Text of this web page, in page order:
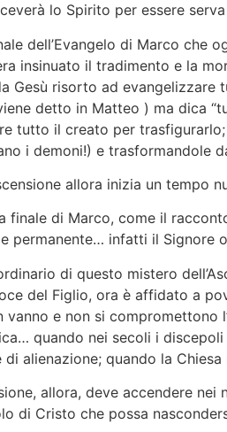
lo Spirito per essere
dell’Evangelo di Marco che
insinuato il tradimento e la
Gesù risorto ad evangelizzare
detto in Matteo ) ma dica
tutto il creato per
i demoni!) e trasformandole
allora inizia un tempo
finale di Marco, come il
permanente… infatti il Signore
di questo mistero
del Figlio, ora è affidato a
vanno e non si compromettono
quando nei secoli i
di alienazione; quando la
allora, deve accendere
di Cristo che possa